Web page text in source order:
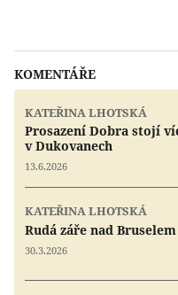
KOMENTÁŘE
KATEŘINA LHOTSKÁ
Prosazení Dobra stojí
v Dukovanech
13.6.2026
KATEŘINA LHOTSKÁ
Rudá záře nad
30.3.2026